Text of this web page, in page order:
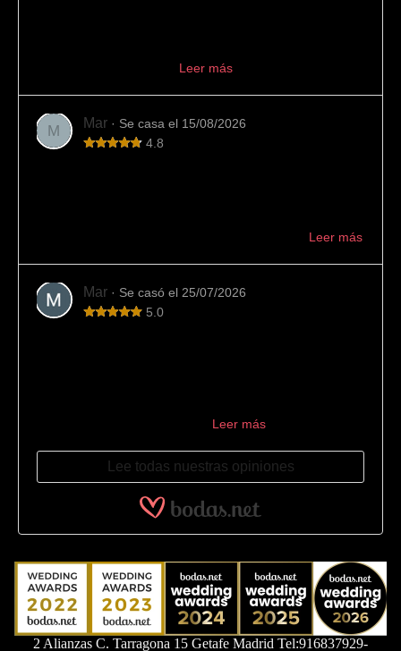
Leer más
M Mar · Se casa el 15/08/2026
4.8
Leer más
Mar · Se casó el 25/07/2026
5.0
Leer más
Lee todas nuestras opiniones
2 Alianzas C. Tarragona 15 Getafe Madrid Tel:916837929-